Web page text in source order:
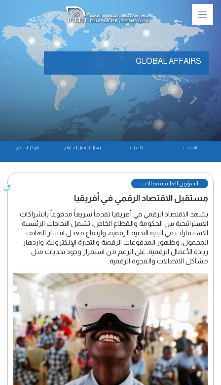
المركز الاعلامي وسائل التواصل الاجتماعي الأحداث التحليلات
GLOBAL AFFAIRS
الشؤون العالمية مقالات
مستقبل الاقتصاد الرقمي في أفريقيا
يشهد الاقتصاد الرقمي في أفريقيا تقدماً سريعاً مدفوعاً بالشراكات
الاستراتيجية بين الحكومة والقطاع الخاص. تشمل النجاحات الرئيسية
الاستثمارات في البنية التحتية الرقمية، وارتفاع معدل انتشار الهاتف
المحمول، وظهور المدفوعات الرقمية والتجارة الإلكترونية، وازدهار
ريادة الأعمال الرقمية، على الرغم من استمرار وجود تحديات مثل
مشاكل الاتصالات والفجوة الرقمية.